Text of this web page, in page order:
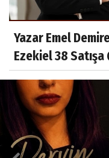
Yazar Emel
Ezekiel 38 Satışa